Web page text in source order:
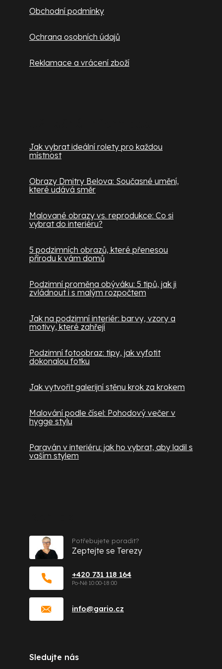
Obchodní podmínky
Ochrana osobních údajů
Reklamace a vrácení zboží
Jak vybrat ideální rolety pro každou
místnost
Obrazy Dmitry Belova: Současné umění,
které udává směr
Malované obrazy vs. reprodukce: Co si
vybrat do interiéru?
5 podzimních obrazů, které přenesou
přírodu k vám domů
Podzimní proměna obýváku: 5 tipů, jak ji
zvládnout i s malým rozpočtem
Jak na podzimní interiér: barvy, vzory a
motivy, které zahřejí
Podzimní fotoobraz: tipy, jak vyfotit
dokonalou fotku
Jak vytvořit galerijní stěnu krok za krokem
Malování podle čísel: Pohodový večer v
hygge stylu
Paraván v interiéru: jak ho vybrat, aby ladil s
vaším stylem
info@gario.cz
+420 731 118 164
Potřebujete poradit?
Zeptejte se Terezy
Sledujte nás